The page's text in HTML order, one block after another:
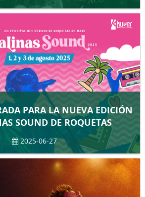
PARA LA NUEVA EDICIÓN
SOUND DE ROQUETAS
2025-06-27